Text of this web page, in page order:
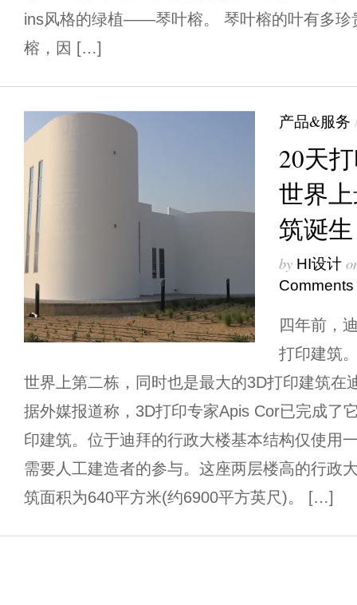
ins风格的绿植——琴叶榕。 琴叶榕的叶有多珍
榕，因 […]
产品&服务
20天
世界
筑诞生
by HI设计
Comments
四年前，
打印建筑
世界上第二栋，同时也是最大的3D打印建筑在
据外媒报道称，3D打印专家Apis Cor已完成了
印建筑。位于迪拜的行政大楼基本结构仅使用
需要人工建造者的参与。这座两层楼高的行政
筑面积为640平方米(约6900平方英尺)。 […]